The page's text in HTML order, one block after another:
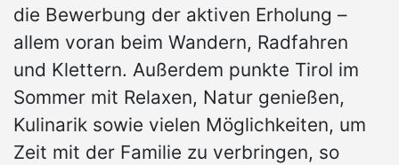
die Bewerbung der aktiven Erholung –
allem voran beim Wandern, Radfahren
und Klettern. Außerdem punkte Tirol im
Sommer mit Relaxen, Natur genießen,
Kulinarik sowie vielen Möglichkeiten, um
Zeit mit der Familie zu verbringen, so